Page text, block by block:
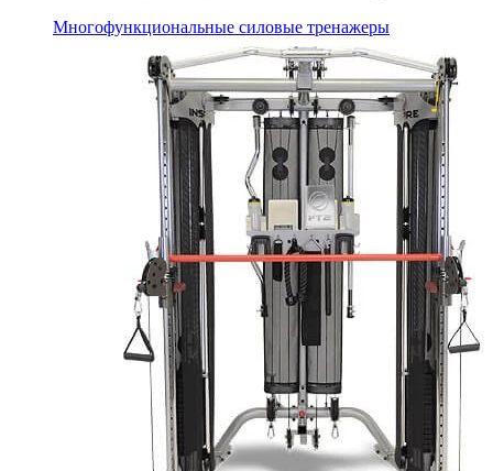
Многофункциональные силовые тренажеры